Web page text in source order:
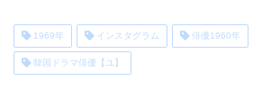
1969年 インスタグラム 俳優1960年
韓国ドラマ俳優【ユ】